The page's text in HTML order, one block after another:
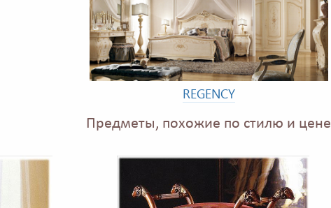
REGENCY
Предметы, похожие по стилю и цене